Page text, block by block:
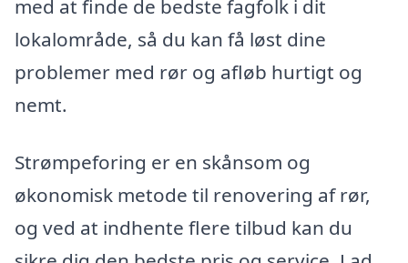
med at finde de bedste fagfolk i dit
lokalområde, så du kan få løst dine
problemer med rør og afløb hurtigt og
nemt.
Strømpeforing er en skånsom og
økonomisk metode til renovering af rør,
og ved at indhente flere tilbud kan du